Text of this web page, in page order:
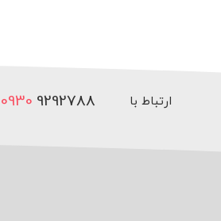
ارتباط با 0930 9292788